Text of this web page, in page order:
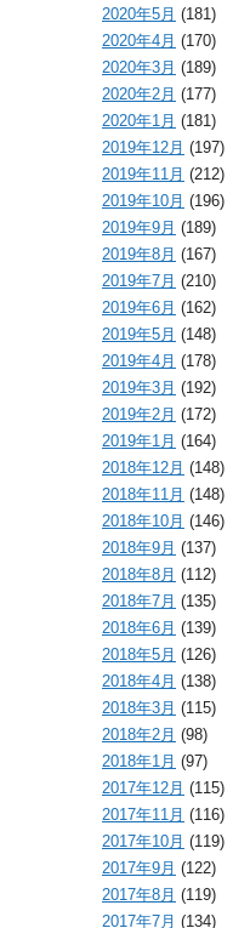
2020年5月 (181)
2020年4月 (170)
2020年3月 (189)
2020年2月 (177)
2020年1月 (181)
2019年12月 (197)
2019年11月 (212)
2019年10月 (196)
2019年9月 (189)
2019年8月 (167)
2019年7月 (210)
2019年6月 (162)
2019年5月 (148)
2019年4月 (178)
2019年3月 (192)
2019年2月 (172)
2019年1月 (164)
2018年12月 (148)
2018年11月 (148)
2018年10月 (146)
2018年9月 (137)
2018年8月 (112)
2018年7月 (135)
2018年6月 (139)
2018年5月 (126)
2018年4月 (138)
2018年3月 (115)
2018年2月 (98)
2018年1月 (97)
2017年12月 (115)
2017年11月 (116)
2017年10月 (119)
2017年9月 (122)
2017年8月 (119)
2017年7月 (134)